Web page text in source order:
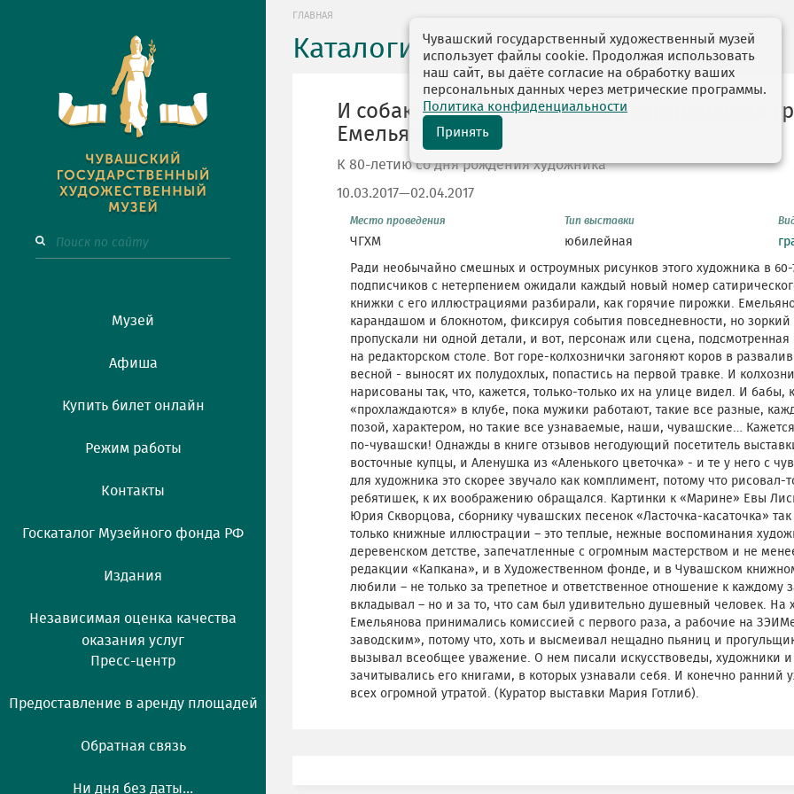
Музей
Афиша
Купить билет онлайн
Режим работы
Контакты
Госкаталог Музейного фонда РФ
Издания
Независимая оценка качества
оказания услуг
Пресс-центр
Предоставление в аренду площадей
Обратная связь
Ни дня без даты...
ГЛАВНАЯ
Каталоги выставок
И собаки лают по-чувашски: сатирическая
Емельянова
К 80-летию со дня рождения художника
10.03.2017—02.04.2017
Место проведения
ЧГХМ
Тип выставки
юбилейная
Ради необычайно смешных и остроумных рисунков этого художника в
подписчиков с нетерпением ожидали каждый новый номер
книжки с его иллюстрациями разбирали, как горячие пирожки.
карандашом и блокнотом, фиксируя события повседневности, но зоркий
пропускали ни одной детали, и вот, персонаж или сцена, подсмотренная
на редакторском столе. Вот горе-колхознички загоняют коров в
весной - выносят их полудохлых, попастись на первой травке. И
нарисованы так, что, кажется, только-только их на улице видел. И бабы,
«прохлаждаются» в клубе, пока мужики работают, такие все разные,
позой, характером, но такие все узнаваемые, наши, чувашские…
по-чувашски! Однажды в книге отзывов негодующий посетитель
восточные купцы, и Аленушка из «Аленького цветочка» - и те у него с
для художника это скорее звучало как комплимент, потому что рисовал-
ребятишек, к их воображению обращался. Картинки к «Марине» Евы
Юрия Скворцова, сборнику чувашских песенок «Ласточка-касаточка» так
только книжные иллюстрации – это теплые, нежные воспоминания
деревенском детстве, запечатленные с огромным мастерством и не
редакции «Капкана», и в Художественном фонде, и в Чувашском
любили – не только за трепетное и ответственное отношение к каждому
вкладывал – но и за то, что сам был удивительно душевный человек. На
Емельянова принимались комиссией с первого раза, а рабочие на
заводским», потому что, хоть и высмеивал нещадно пьяниц и
вызывал всеобщее уважение. О нем писали искусствоведы, художники
зачитывались его книгами, в которых узнавали себя. И конечно ранний
всех огромной утратой. (Куратор выставки Мария Готлиб).
Чувашский государственный художественный музей
использует файлы cookie. Продолжая использовать
наш сайт, вы даёте согласие на обработку ваших
персональных данных через метрические программы.
Политика конфиденциальности
Принять